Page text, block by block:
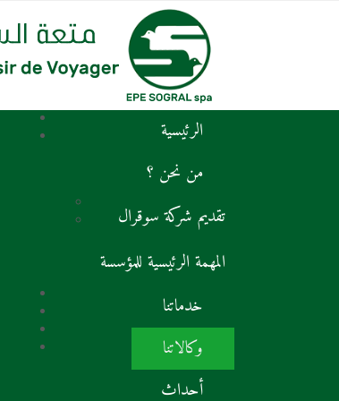
الرئيسية
من نحن ؟
تقديم شركة سوقرال
المهمة الرئيسية للمؤسسة
خدماتنا
وكالاتنا
أحداث